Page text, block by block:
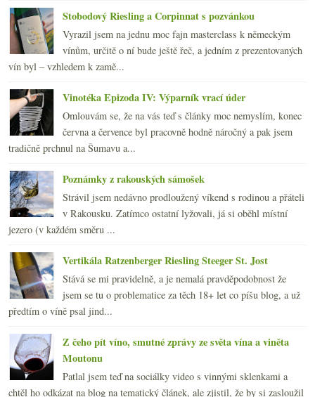
Stobodový Riesling a Corpinnat s pozvánkou
Vyrazil jsem na jednu moc fajn masterclass k německým
vínům, určitě o ní bude ještě řeč, a jedním z prezentovaných
vín byl – vzhledem k zamě...
Vinotéka Epizoda IV: Výparník vrací úder
Omlouvám se, že na vás teď s články moc nemyslím, konec
června a července byl pracovně hodně náročný a pak jsem
tradičně prchnul na Šumavu a...
Poznámky z rakouských sámošek
Strávil jsem nedávno prodloužený víkend s rodinou a přáteli
v Rakousku. Zatímco ostatní lyžovali, já si oběhl místní
jezero (v každém směru ...
Vertikála Ratzenberger Riesling Steeger St. Jost
Stává se mi pravidelně, a je nemalá pravděpodobnost že
jsem se tu o problematice za těch 18+ let co píšu blog, a už
předtím o víně psal jind...
Z čeho pít víno, smutné zprávy ze světa vína a viněta
Moutonu
Patlal jsem teď na sociálky video s vinnými sklenkami a
chtěl ho odkázat na blog na tematický článek, ale zjistil, že by si zasloužil